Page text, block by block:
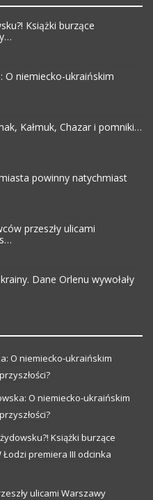
Książki burzące
O niemiecko-ukraińskim
Kałmuk, Chazar i pomniki…
powinny natychmiast
przeszły ulicami
Dane Orlenu wywołały
O niemiecko-ukraińskim
O niemiecko-ukraińskim
Książki burzące
premiera III odcinka
ulicami Warszawy